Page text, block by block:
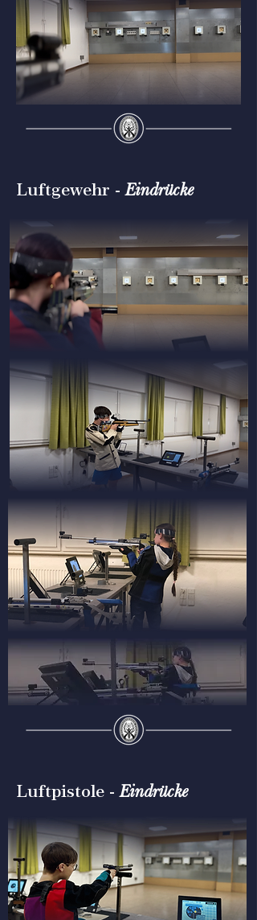
Luftgewehr -Eindrücke
Luftpistole -Eindrücke